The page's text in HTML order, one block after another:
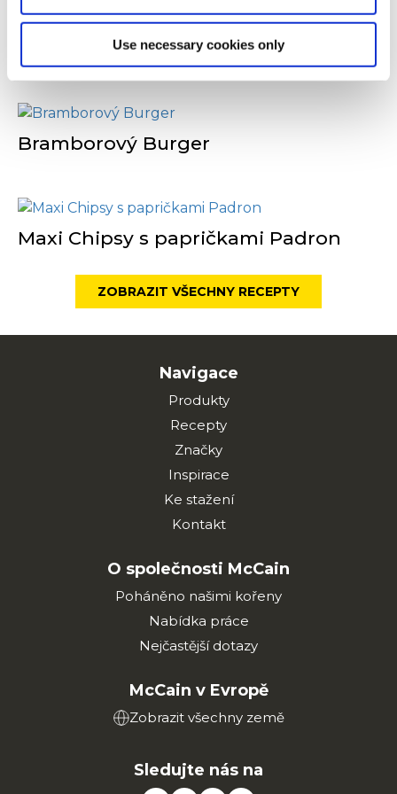
Use necessary cookies only
Caesar Burger
Bramborový Burger
Maxi Chipsy s papričkami Padron
ZOBRAZIT VŠECHNY RECEPTY
Navigace
Produkty
Recepty
Značky
Inspirace
Ke stažení
Kontakt
O společnosti McCain
Poháněno našimi kořeny
Nabídka práce
Nejčastější dotazy
McCain v Evropě
Zobrazit všechny země
Sledujte nás na